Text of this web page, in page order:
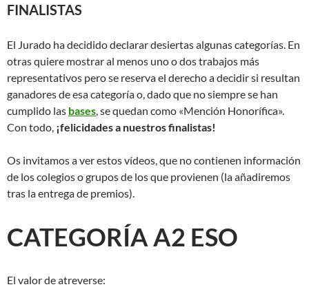
FINALISTAS
El Jurado ha decidido declarar desiertas algunas categorías. En
otras quiere mostrar al menos uno o dos trabajos más
representativos pero se reserva el derecho a decidir si resultan
ganadores de esa categoría o, dado que no siempre se han
cumplido las bases , se quedan como «Mención Honorífica».
Con todo, ¡felicidades a nuestros finalistas!
Os invitamos a ver estos vídeos, que no contienen información
de los colegios o grupos de los que provienen (la añadiremos
tras la entrega de premios).
CATEGORÍA A2 ESO
El valor de atreverse: